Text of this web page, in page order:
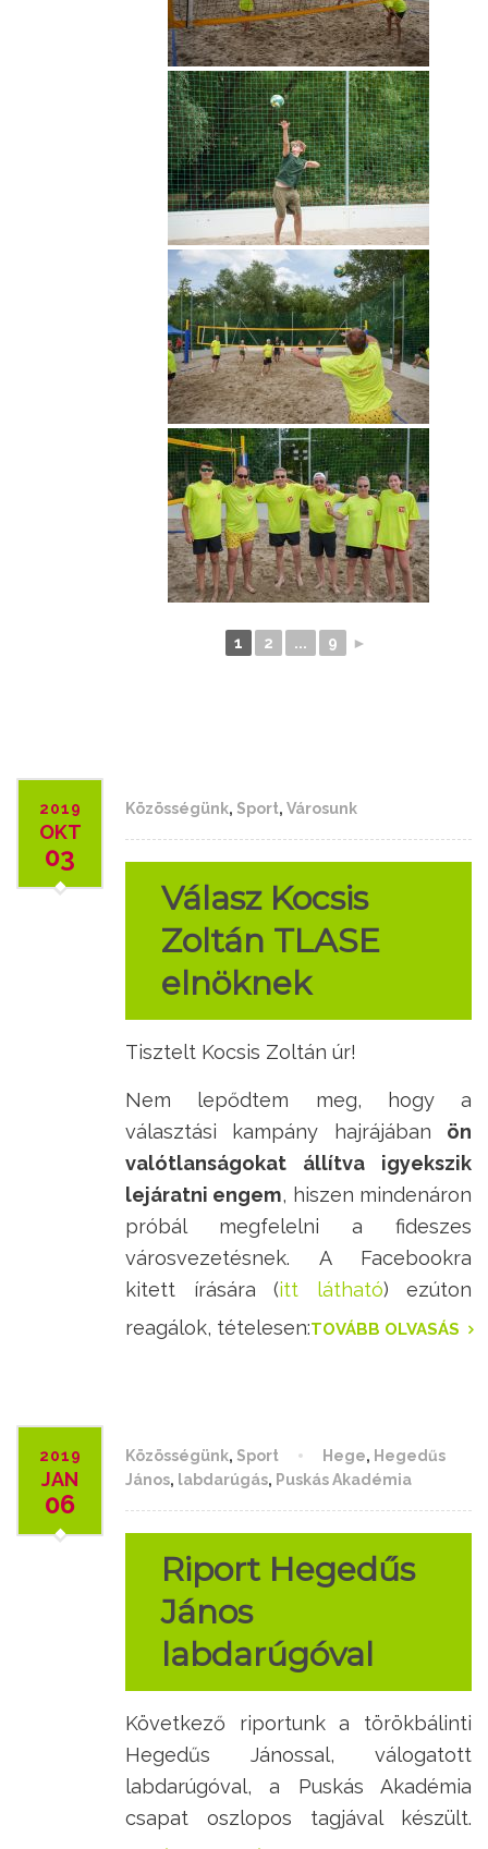
1 2 ... 9 ►
2019
OKT
03
Közösségünk, Sport, Városunk
Válasz Kocsis
Zoltán TLASE
elnöknek
Tisztelt Kocsis Zoltán úr!
Nem lepődtem meg, hogy a
választási kampány hajrájában ön
valótlanságokat állítva igyekszik
lejáratni engem, hiszen mindenáron
próbál megfelelni a fideszes
városvezetésnek. A Facebookra
kitett írására (itt látható) ezúton
reagálok, tételesen:TOVÁBB OLVASÁS
2019
JAN
06
Közösségünk, Sport Hege, Hegedűs
János, labdarúgás, Puskás Akadémia
Riport Hegedűs
János
labdarúgóval
Következő riportunk a törökbálinti
Hegedűs Jánossal, válogatott
labdarúgóval, a Puskás Akadémia
csapat oszlopos tagjával készült.